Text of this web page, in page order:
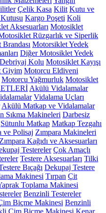
Çelik Kasa Kilit Kutu ve
Kargo Poşeti Koli
Aksesuarları Motosiklet
Rüzgarlık ve Siperlik
Motorsiklet Yedek
Diğer Motosiklet Yedek
Kolu Motosiklet Kayışı
Giyim Motorcu Eldiveni
Motorcu Yağmurluk Motosiklet
Akülü Vidalamalar
Vidalama Uçları
Akülü Matkap ve Vidalamalar
Sıkma Makineleri Darbesiz
Sütunlu Matkap Matkap Tezgahı
ve Polisaj Zımpara Makineleri
Zımpara Kağıdı ve Aksesuarları
Testereler Çok Amaçlı
Testere Aksesuarları Tilki
Bıçağı Dekupaj Testere
Makinesi Tırpan Çit
Toplama Makinesi
Benzinli Testereler
Biçme Makinesi Benzinli
Çim Biçme Makinesi Kenar